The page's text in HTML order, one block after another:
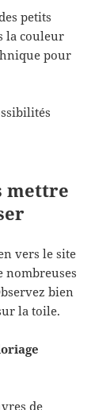
petits
la couleur
pour
mettre
vers le site
nombreuses
bien
la toile.
de